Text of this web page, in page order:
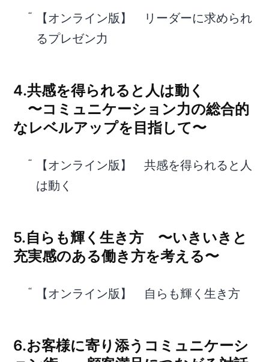
【オンライン版】 リーダーに求められ
るプレゼン力
4.共感を得られると人は動く
〜コミュニケーション力の総合的
なレベルアップを目指して〜
【オンライン版】 共感を得られると人
は動く
5.自らも輝く生き方 〜いきいきと
充実感のある働き方を考える〜
【オンライン版】 自らも輝く生き方
6.お客様に寄り添うコミュニケーシ